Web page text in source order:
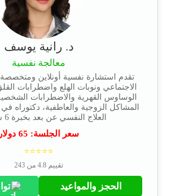
د. رانية يوسف
معالجة نفسية
تقدم استشارة نفسية أونلاين
الاجتماعي ونوبات الهلع واضطرابات
الوساوس القهرية والاضطرابات
المشاكل الزوجية والعاطفية، دكتوراه
العلاج النفسي عن بعد بخبرة 6 سنوات...
سعر الجلسة: 65 دولار
⭐⭐⭐⭐⭐
تقييم 4.8 من 243
الحجز والمواعيد